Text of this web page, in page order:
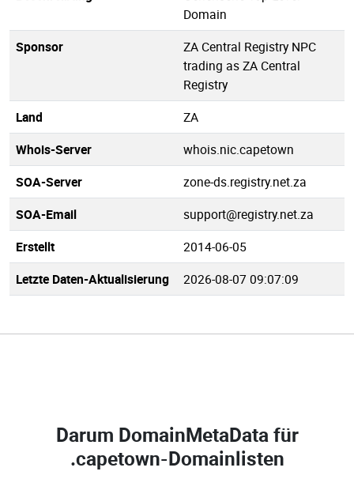
Domain
Sponsor
ZA Central Registry NPC
trading as ZA Central
Registry
Land
ZA
Whois-Server
whois.nic.capetown
SOA-Server
zone-ds.registry.net.za
SOA-Email
support@registry.net.za
Erstellt
2014-06-05
Letzte Daten-Aktualisierung
2026-08-07 09:07:09
Darum DomainMetaData für
.capetown-Domainlisten